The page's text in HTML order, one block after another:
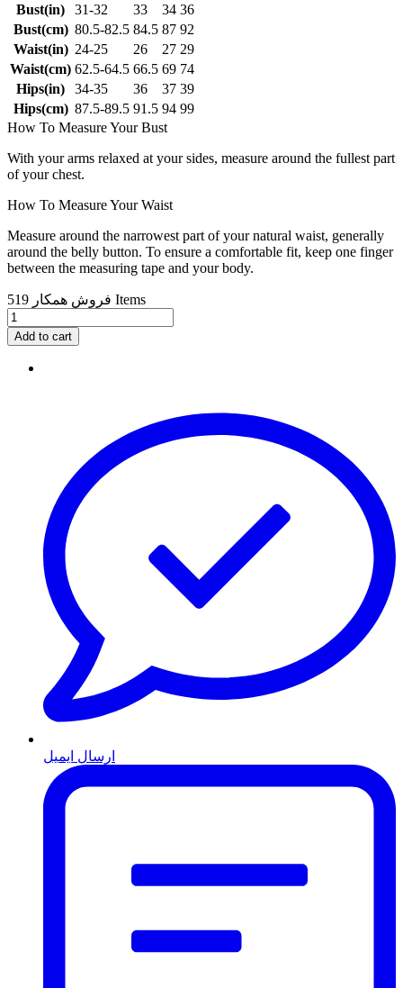
Bust(in)
31-32 33 34 36
Bust(cm) 80.5-82.5 84.5 87 92
Waist(in) 24-25 26 27 29
Waist(cm) 62.5-64.5 66.5 69 74
Hips(in)
34-35 36 37 39
Hips(cm) 87.5-89.5 91.5 94 99
How To Measure Your Bust
With your arms relaxed at your sides, measure around the fullest part
of your chest.
How To Measure Your Waist
Measure around the narrowest part of your natural waist, generally
around the belly button. To ensure a comfortable fit, keep one finger
between the measuring tape and your body.
فروش همکار 519 Items
Add to cart
ارسال ایمیل